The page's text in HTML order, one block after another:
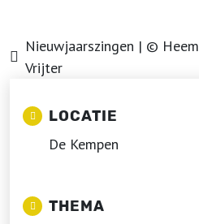
Nieuwjaarszingen | ©
Vrijter
LOCATIE
De Kempen
THEMA